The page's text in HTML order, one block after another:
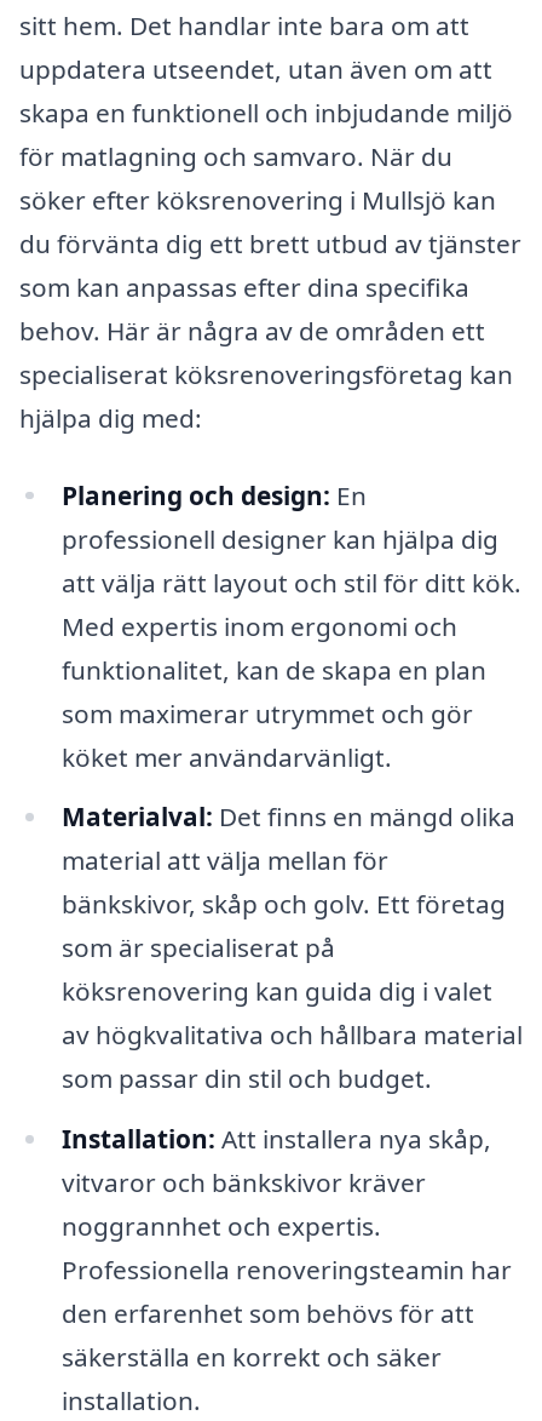
sitt hem. Det handlar inte bara om att
uppdatera utseendet, utan även om att
skapa en funktionell och inbjudande miljö
för matlagning och samvaro. När du
söker efter köksrenovering i Mullsjö kan
du förvänta dig ett brett utbud av tjänster
som kan anpassas efter dina specifika
behov. Här är några av de områden ett
specialiserat köksrenoveringsföretag kan
hjälpa dig med:
Planering och design: En
professionell designer kan hjälpa dig
att välja rätt layout och stil för ditt kök.
Med expertis inom ergonomi och
funktionalitet, kan de skapa en plan
som maximerar utrymmet och gör
köket mer användarvänligt.
Materialval: Det finns en mängd olika
material att välja mellan för
bänkskivor, skåp och golv. Ett företag
som är specialiserat på
köksrenovering kan guida dig i valet
av högkvalitativa och hållbara material
som passar din stil och budget.
Installation: Att installera nya skåp,
vitvaror och bänkskivor kräver
noggrannhet och expertis.
Professionella renoveringsteamin har
den erfarenhet som behövs för att
säkerställa en korrekt och säker
installation.